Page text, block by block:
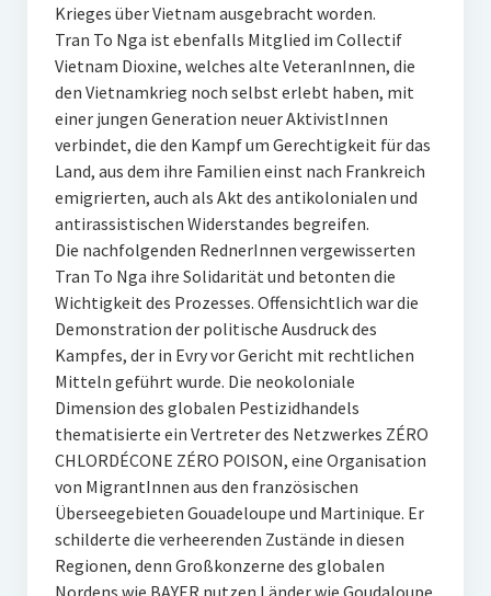
Krieges über Vietnam ausgebracht worden.
Tran To Nga ist ebenfalls Mitglied im Collectif
Vietnam Dioxine, welches alte VeteranInnen, die
den Vietnamkrieg noch selbst erlebt haben, mit
einer jungen Generation neuer AktivistInnen
verbindet, die den Kampf um Gerechtigkeit für das
Land, aus dem ihre Familien einst nach Frankreich
emigrierten, auch als Akt des antikolonialen und
antirassistischen Widerstandes begreifen.
Die nachfolgenden RednerInnen vergewisserten
Tran To Nga ihre Solidarität und betonten die
Wichtigkeit des Prozesses. Offensichtlich war die
Demonstration der politische Ausdruck des
Kampfes, der in Evry vor Gericht mit rechtlichen
Mitteln geführt wurde. Die neokoloniale
Dimension des globalen Pestizidhandels
thematisierte ein Vertreter des Netzwerkes ZÉRO
CHLORDÉCONE ZÉRO POISON, eine Organisation
von MigrantInnen aus den französischen
Überseegebieten Gouadeloupe und Martinique. Er
schilderte die verheerenden Zustände in diesen
Regionen, denn Großkonzerne des globalen
Nordens wie BAYER nutzen Länder wie Goudaloupe